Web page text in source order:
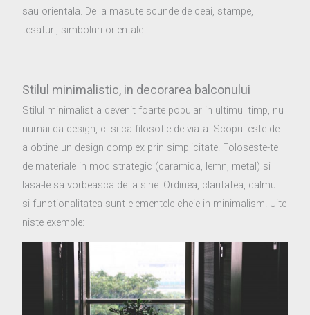
sau orientala. De la masute scunde de ceai, stampe,
tesaturi, simboluri orientale.
Stilul minimalistic, in decorarea balconului
Stilul minimalist a devenit foarte popular in ultimul timp, nu
numai ca design, ci si ca filosofie de viata. Scopul este de
a obtine un design complex prin simplicitate. Foloseste-te
de materiale in mod strategic (caramida, lemn, metal) si
lasa-le sa vorbeasca de la sine. Ordinea, claritatea, calmul
si functionalitatea sunt elementele cheie in minimalism. Uite
niste exemple: